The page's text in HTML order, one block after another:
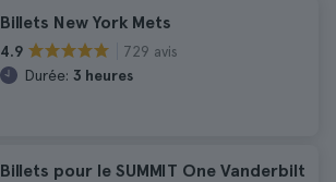
Billets New York Mets
4.9
729 avis
Durée: 3 heures
Billets pour le SUMMIT One Vanderbilt